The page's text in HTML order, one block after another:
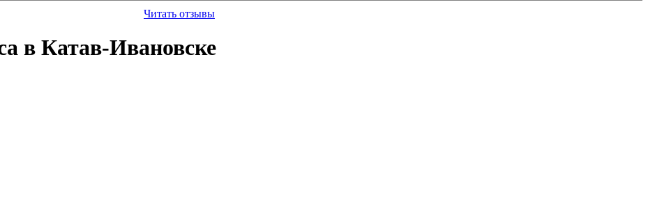
Читать отзывы
в Катав-Ивановске